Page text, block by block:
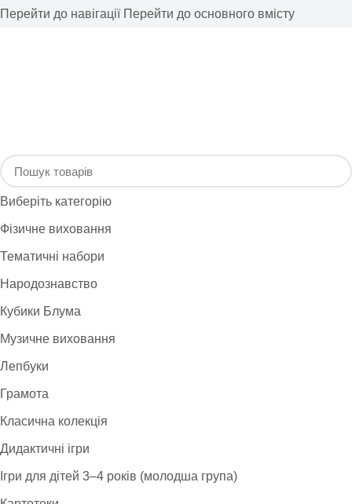
Перейти до навігації Перейти до основного вмісту
Виберіть категорію
Фізичне виховання
Тематичні набори
Народознавство
Кубики Блума
Музичне виховання
Лепбуки
Грамота
Класична колекція
Дидактичні ігри
Ігри для дітей 3–4 років (молодша група)